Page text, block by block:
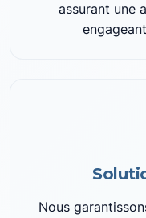
assurant une
Nous